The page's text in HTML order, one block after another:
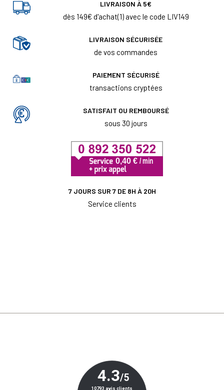
LIVRAISON À 5€
dès 149€ d'achat(1) avec le code LIV149
LIVRAISON SÉCURISÉE
de vos commandes
PAIEMENT SÉCURISÉ
transactions cryptées
SATISFAIT OU REMBOURSÉ
sous 30 jours
7 JOURS SUR 7 DE 8H À 20H
Service clients